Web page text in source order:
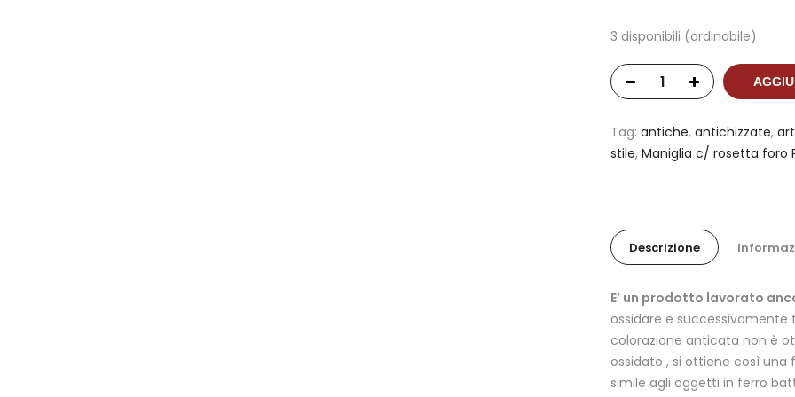
3 disponibili (ordinabile)
Tag: antiche, antichizzate,
stile, Maniglia c/ rosetta foro
Descrizione
E’ un prodotto lavorato
ossidare e
colorazione anticata non è
ossidato , si ottiene così
simile agli oggetti in ferro